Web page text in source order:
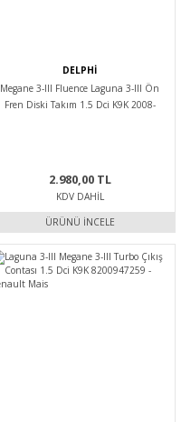
DELPHİ
Megane 3-III Fluence Laguna 3-III Ön
Fren Diski Takım 1.5 Dci K9K 2008-
2.980,00 TL
KDV DAHIL
ÜRÜNÜ İNCELE